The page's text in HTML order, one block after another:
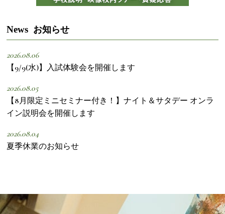
News お知らせ
2026.08.06
【9/9(水)】入試体験会を開催します
2026.08.05
【8月限定ミニセミナー付き！】ナイト＆サタデー オンラ
イン説明会を開催します
2026.08.04
夏季休業のお知らせ